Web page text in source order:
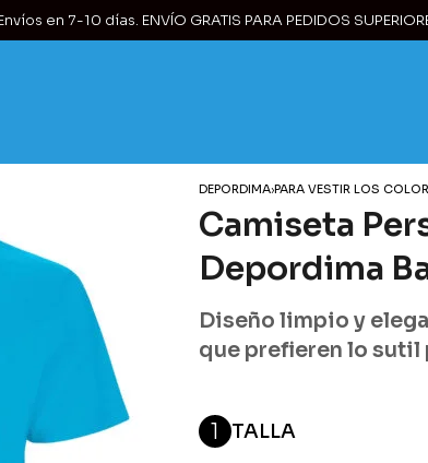
en 7-10 días. ENVÍO GRATIS PARA PEDIDOS
DEPORDIMA›PARA VESTIR LOS
Camiseta
Depordima
Diseño limpio y
que prefieren lo sutil
1 TALLA